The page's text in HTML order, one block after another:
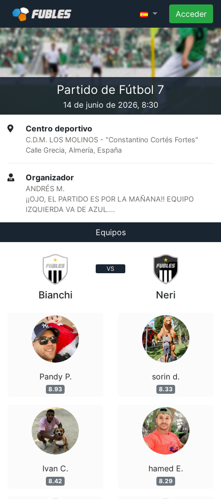
Acceder
Partido de Fútbol 7
14 de junio de 2026, 8:30
Centro deportivo
C.D.M. LOS MOLINOS - "Constantino Cortés Fortes"
Calle Grecia, Almería, España
Organizador
ANDRÉS M.
¡¡OJO, EL PARTIDO ES POR LA MAÑANA!! EQUIPO
IZQUIERDA VA DE AZUL....
Equipos
VS
Bianchi
Pandy P.
8.93
Ivan C.
8.42
Neri
sorin d.
8.33
hamed E.
8.29